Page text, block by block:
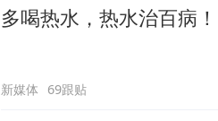
多喝热水，热水治百病！
新媒体 69跟贴